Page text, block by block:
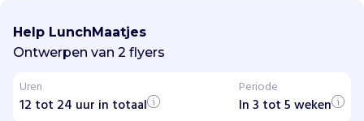
c
h
M
a
t
Help LunchMaatjes
Ontwerpen van 2 flyers
Uren
12 tot 24 uur in totaal
Periode
In 3 tot 5 weken